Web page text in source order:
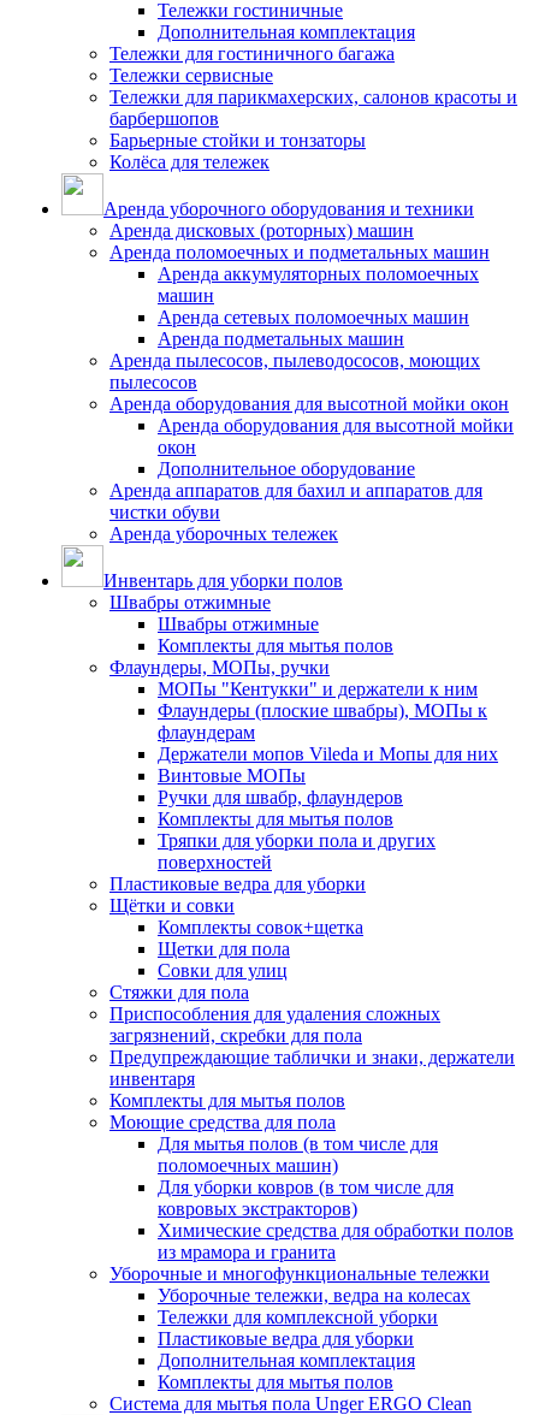
Тележки гостиничные
Дополнительная комплектация
Тележки для гостиничного багажа
Тележки сервисные
Тележки для парикмахерских, салонов красоты и
барбершопов
Барьерные стойки и тонзаторы
Колёса для тележек
Аренда уборочного оборудования и техники
Аренда дисковых (роторных) машин
Аренда поломоечных и подметальных машин
Аренда аккумуляторных поломоечных
машин
Аренда сетевых поломоечных машин
Аренда подметальных машин
Аренда пылесосов, пылеводососов, моющих
пылесосов
Аренда оборудования для высотной мойки окон
Аренда оборудования для высотной мойки
окон
Дополнительное оборудование
Аренда аппаратов для бахил и аппаратов для
чистки обуви
Аренда уборочных тележек
Инвентарь для уборки полов
Швабры отжимные
Швабры отжимные
Комплекты для мытья полов
Флаундеры, МОПы, ручки
МОПы "Кентукки" и держатели к ним
Флаундеры (плоские швабры), МОПы к
флаундерам
Держатели мопов Vileda и Мопы для них
Винтовые МОПы
Ручки для швабр, флаундеров
Комплекты для мытья полов
Тряпки для уборки пола и других
поверхностей
Пластиковые ведра для уборки
Щётки и совки
Комплекты совок+щетка
Щетки для пола
Совки для улиц
Стяжки для пола
Приспособления для удаления сложных
загрязнений, скребки для пола
Предупреждающие таблички и знаки, держатели
инвентаря
Комплекты для мытья полов
Моющие средства для пола
Для мытья полов (в том числе для
поломоечных машин)
Для уборки ковров (в том числе для
ковровых экстракторов)
Химические средства для обработки полов
из мрамора и гранита
Уборочные и многофункциональные тележки
Уборочные тележки, ведра на колесах
Тележки для комплексной уборки
Пластиковые ведра для уборки
Дополнительная комплектация
Комплекты для мытья полов
Система для мытья пола Unger ERGO Clean